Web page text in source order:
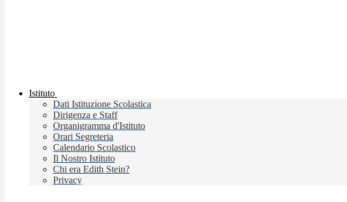
Istituto
Dati Istituzione Scolastica
Dirigenza e Staff
Organigramma d'Istituto
Orari Segreteria
Calendario Scolastico
Il Nostro Istituto
Chi era Edith Stein?
Privacy